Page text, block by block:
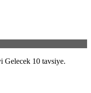
Gelecek 10 tavsiye.